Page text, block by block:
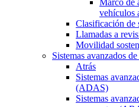
Marco de
vehículos
Clasificación de
Llamadas a
Movilidad
Sistemas avanzados
Atrás
Sistemas
(ADAS)
Sistemas